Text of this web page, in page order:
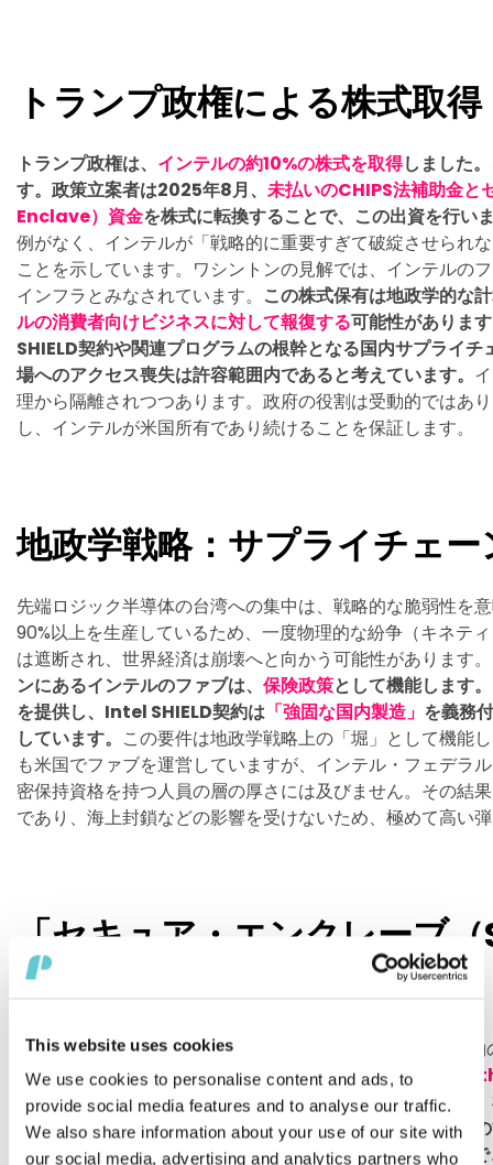
This website uses cookies
We use cookies to personalise content and ads, to
provide social media features and to analyse our traffic.
We also share information about your use of our site with
our social media, advertising and analytics partners who
トランプ政権による株式取得
トランプ政権は、 インテルの約10%の株式を取得しました
す。政策立案者は2025年8月、 未払いのCHIPS法補助金
Enclave）資金を株式に転換することで、この出資を行い
例がなく、インテルが「戦略的に重要すぎて破綻させら
ことを示しています。ワシントンの見解では、インテルの
インフラとみなされています。 この株式保有は地政学的な
ルの消費者向けビジネスに対して報復する可能性がありま
SHIELD契約や関連プログラムの根幹となる国内サプライ
場へのアクセス喪失は許容範囲内であると考えています。
理から隔離されつつあります。政府の役割は受動的ではあ
し、インテルが米国所有であり続けることを保証します。
地政学戦略：サプライチェ
先端ロジック半導体の台湾への集中は、戦略的な脆弱性を
90%以上を生産しているため、一度物理的な紛争（キネテ
は遮断され、世界経済は崩壊へと向かう可能性があります。
ンにあるインテルのファブは、 保険政策として機能します。
を提供し、Intel SHIELD契約は 「強固な国内製造」 を義務
しています。 この要件は地政学戦略上の「堀」として機能
も米国でファブを運営していますが、インテル・フェデ
密保持資格を持つ人員の層の厚さには及びません。その結
であり、海上封鎖などの影響を受けないため、極めて高い
「セキュア・エンクレーブ
の先例
セキュア・エンクレーブ・プログラムは、Intel SHIELD契
ントンはインテルに対し、「ファブの中のファブ（fab
ドルを授与しました。この設計は機密製造ラインを分離し
格のない作業員に決して届かないようにするものです。こ
家安全保障局）やCIA（中央情報局）向けのチップを製造